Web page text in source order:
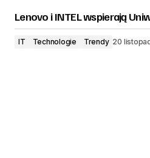
Lenovo i INTEL wspierają
IT Technologie Trendy 20